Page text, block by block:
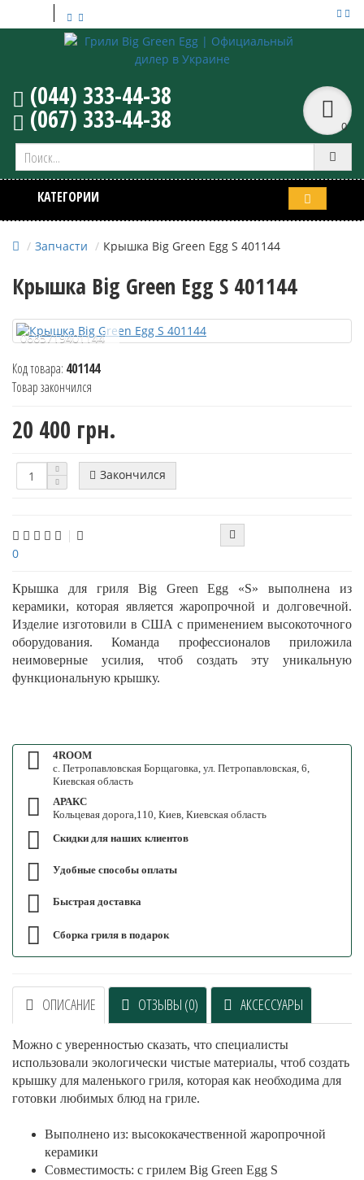
(044) 333-44-38
(067) 333-44-38 0
КАТЕГОРИИ
Запчасти Крышка Big Green Egg S 401144
Крышка Big Green Egg S 401144
0665719401144
Код товара: 401144
Товар закончился
20 400 грн.
Закончился
0
Крышка для гриля Big Green Egg «S» выполнена из
керамики, которая является жаропрочной и долговечной.
Изделие изготовили в США с применением высокоточного
оборудования. Команда профессионалов приложила
неимоверные усилия, чтоб создать эту уникальную
функциональную крышку.
4ROOM
с. Петропавловская Борщаговка, ул. Петропавловская, 6,
Киевская область
АРАКС
Кольцевая дорога,110, Киев, Киевская область
Скидки для наших клиентов
Удобные способы оплаты
Быстрая доставка
Сборка гриля в подарок
ОПИСАНИЕ ОТЗЫВЫ (0) АКСЕССУАРЫ
Можно с уверенностью сказать, что специалисты
использовали экологически чистые материалы, чтоб создать
крышку для маленького гриля, которая как необходима для
готовки любимых блюд на гриле.
Выполнено из: высококачественной жаропрочной
керамики
Совместимость: с грилем Big Green Egg S